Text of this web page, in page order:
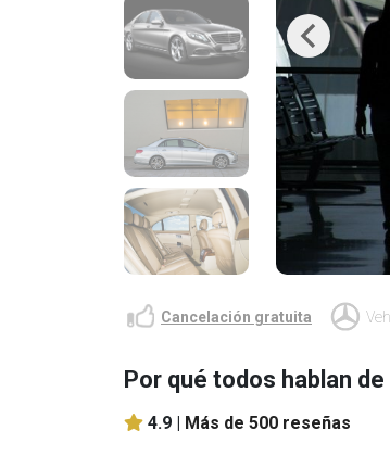
Previous
Cancelación gratuita
Por qué todos hablan
4.9 | Más de 500 reseñas